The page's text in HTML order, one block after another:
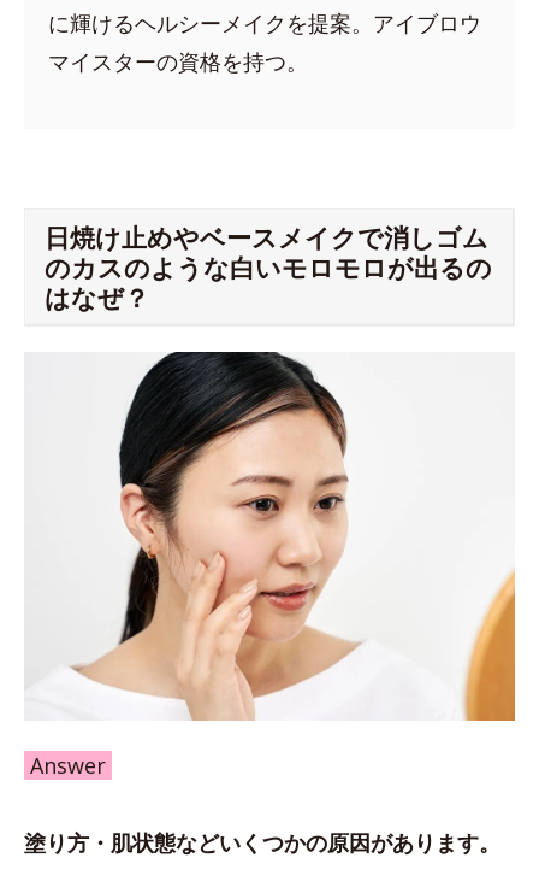
に輝けるヘルシーメイクを提案。アイブロウ
マイスターの資格を持つ。
日焼け止めやベースメイクで消しゴム
のカスのような白いモロモロが出るの
はなぜ？
Answer
塗り方・肌状態などいくつかの原因があります。